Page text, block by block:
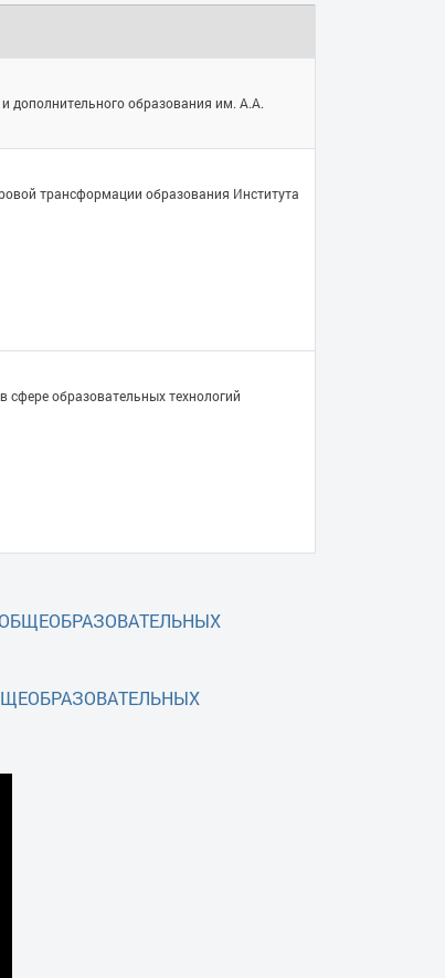
дополнительного образования им. А.А.
трансформации образования Института
сфере образовательных технологий